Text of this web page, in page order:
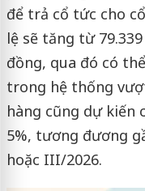
để trả cổ tức cho
lệ sẽ tăng từ
đồng, qua đó có
trong hệ thống
hàng cũng dự
5%, tương đương
hoặc III/2026.